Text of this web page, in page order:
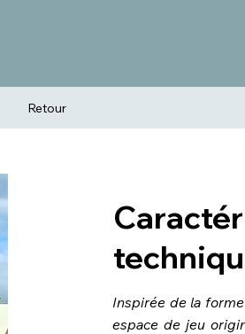
Retour
Inspirée de la
espace de jeu